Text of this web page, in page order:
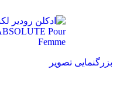
بزرگنمایی تصویر